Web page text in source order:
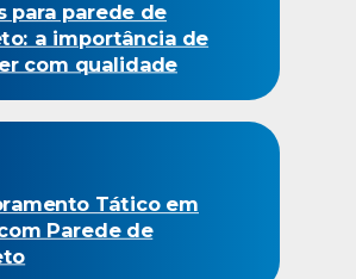
Tático em
Parede de
para parede de
a importância de
com qualidade